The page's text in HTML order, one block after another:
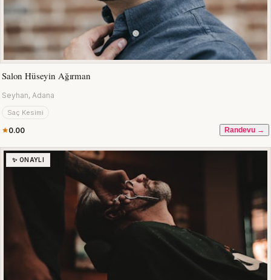
Salon Hüseyin Ağırman
Seyhan, Adana
Saç Kesimi
0.00 Randevu →
✨ ONAYLI